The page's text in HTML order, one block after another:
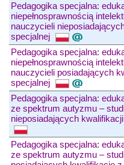
Pedagogika specjalna:
niepełnosprawnością
nauczycieli
specjalnej
Pedagogika specjalna:
niepełnosprawnością
nauczycieli posiadających
specjalnej
Pedagogika specjalna:
ze spektrum autyzmu –
nieposiadających
Pedagogika specjalna:
ze spektrum autyzmu –